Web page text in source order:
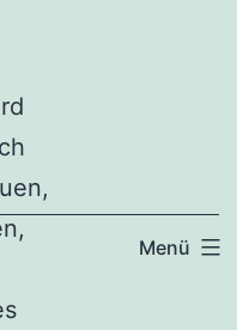
Menü